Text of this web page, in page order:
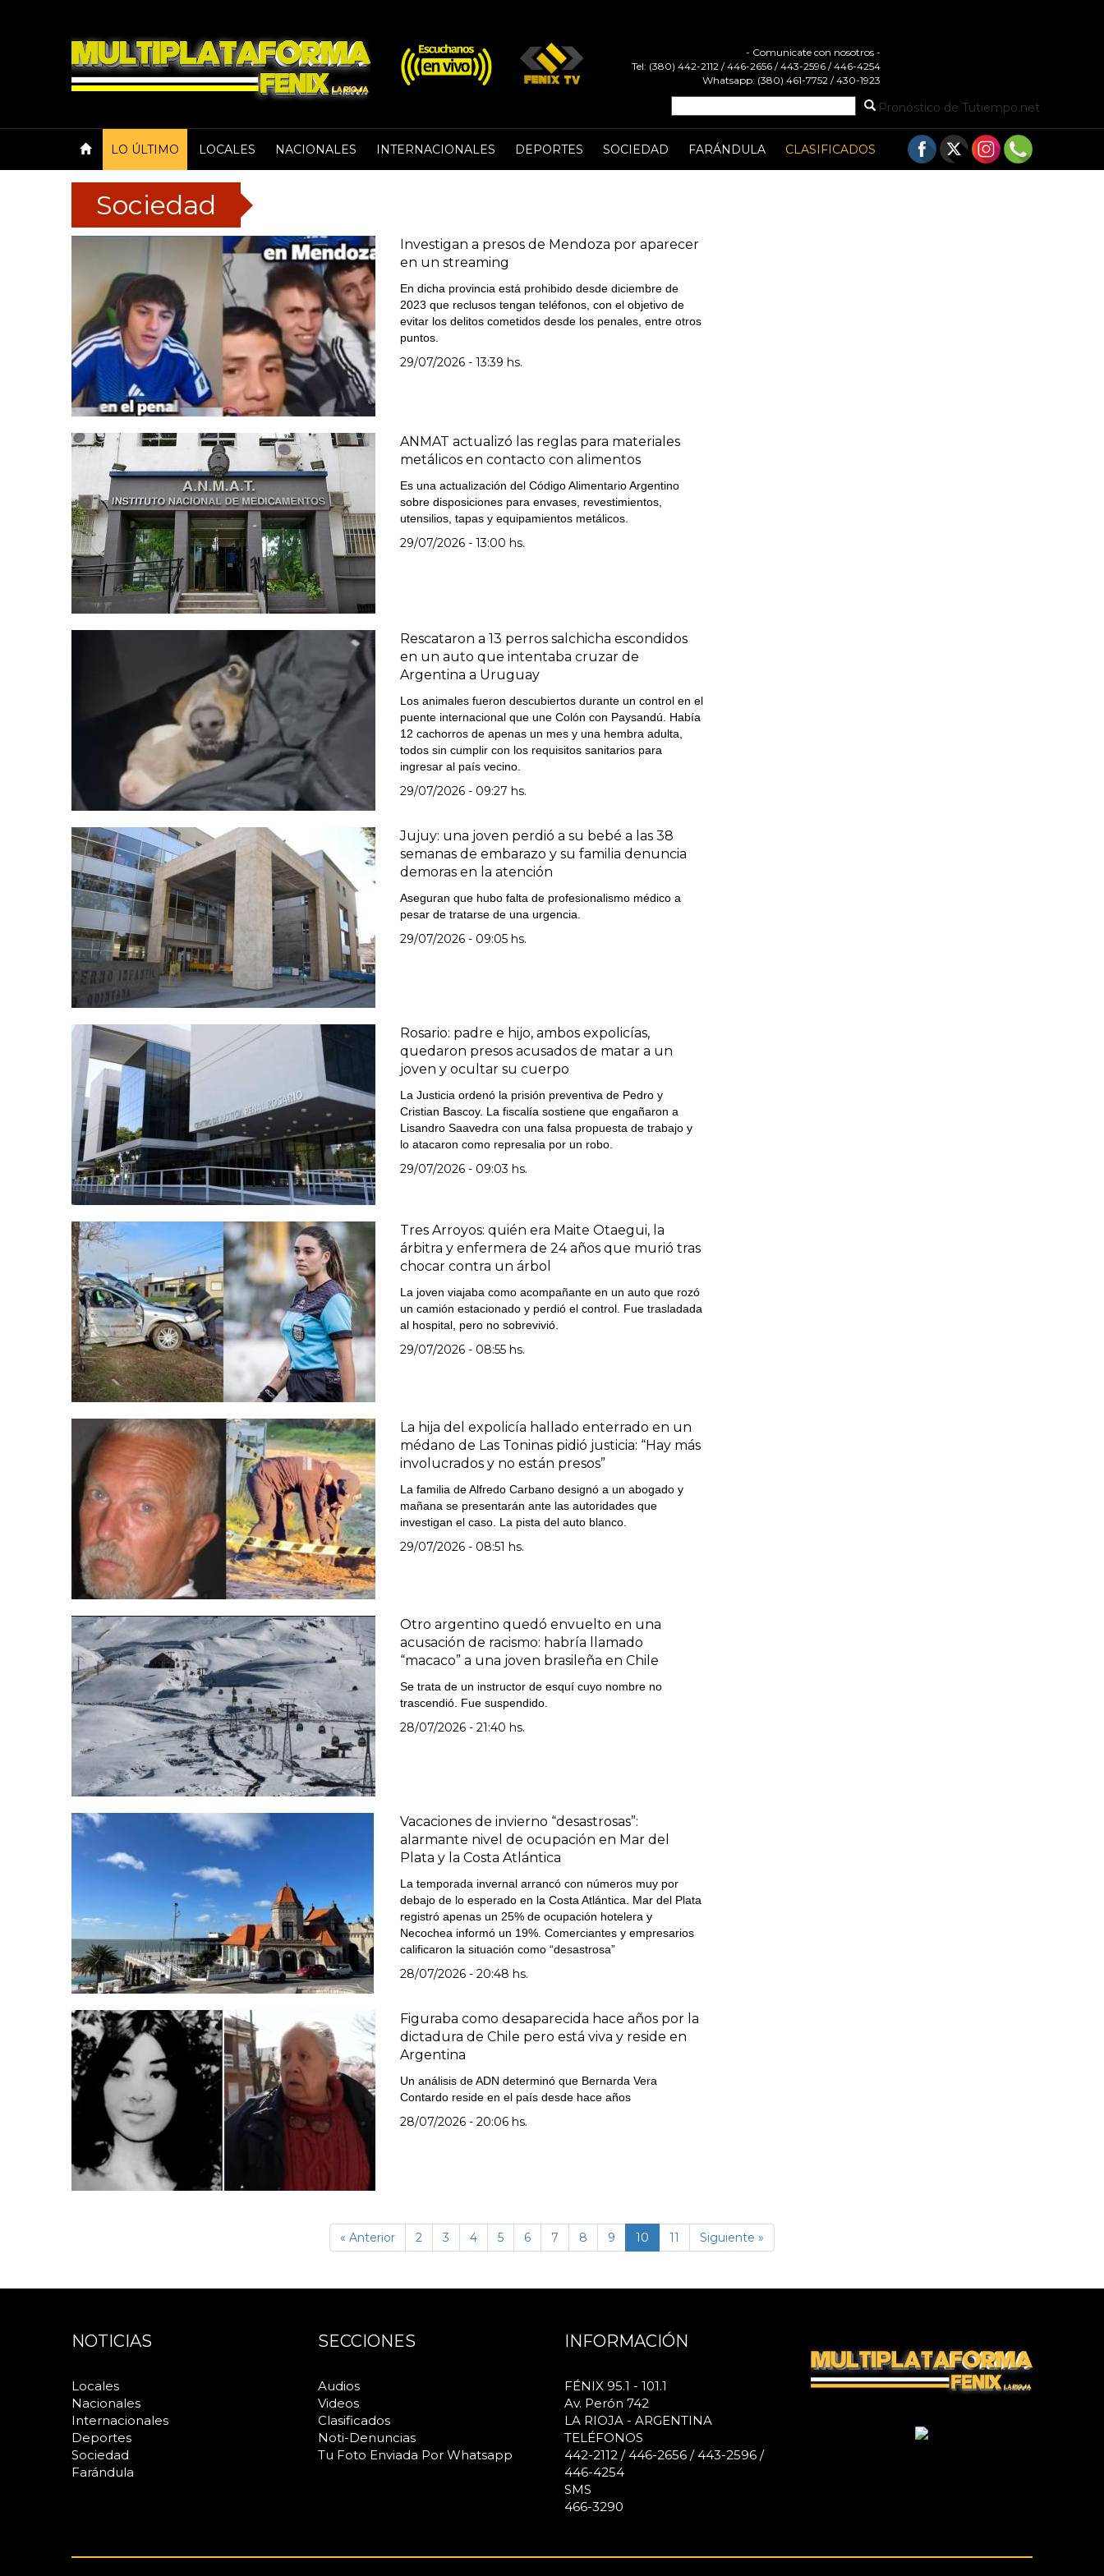
- Comunicate con nosotros -
Tel: (380) 442-2112 / 446-2656 / 443-2596 / 446-4254
Whatsapp: (380) 461-7752 / 430-1923
Pronóstico de Tutiempo.net
LO ÚLTIMO LOCALES NACIONALES INTERNACIONALES DEPORTES SOCIEDAD FARÁNDULA CLASIFICADOS
Sociedad
Investigan a presos de Mendoza por aparecer
en un streaming
En dicha provincia está prohibido desde diciembre de
2023 que reclusos tengan teléfonos, con el objetivo de
evitar los delitos cometidos desde los penales, entre otros
puntos.
29/07/2026 - 13:39 hs.
ANMAT actualizó las reglas para materiales
metálicos en contacto con alimentos
Es una actualización del Código Alimentario Argentino
sobre disposiciones para envases, revestimientos,
utensilios, tapas y equipamientos metálicos.
29/07/2026 - 13:00 hs.
Rescataron a 13 perros salchicha escondidos
en un auto que intentaba cruzar de
Argentina a Uruguay
Los animales fueron descubiertos durante un control en el
puente internacional que une Colón con Paysandú. Había
12 cachorros de apenas un mes y una hembra adulta,
todos sin cumplir con los requisitos sanitarios para
ingresar al país vecino.
29/07/2026 - 09:27 hs.
Jujuy: una joven perdió a su bebé a las 38
semanas de embarazo y su familia denuncia
demoras en la atención
Aseguran que hubo falta de profesionalismo médico a
pesar de tratarse de una urgencia.
29/07/2026 - 09:05 hs.
Rosario: padre e hijo, ambos expolicías,
quedaron presos acusados de matar a un
joven y ocultar su cuerpo
La Justicia ordenó la prisión preventiva de Pedro y
Cristian Bascoy. La fiscalía sostiene que engañaron a
Lisandro Saavedra con una falsa propuesta de trabajo y
lo atacaron como represalia por un robo.
29/07/2026 - 09:03 hs.
Tres Arroyos: quién era Maite Otaegui, la
árbitra y enfermera de 24 años que murió tras
chocar contra un árbol
La joven viajaba como acompañante en un auto que rozó
un camión estacionado y perdió el control. Fue trasladada
al hospital, pero no sobrevivió.
29/07/2026 - 08:55 hs.
La hija del expolicía hallado enterrado en un
médano de Las Toninas pidió justicia: “Hay más
involucrados y no están presos”
La familia de Alfredo Carbano designó a un abogado y
mañana se presentarán ante las autoridades que
investigan el caso. La pista del auto blanco.
29/07/2026 - 08:51 hs.
Otro argentino quedó envuelto en una
acusación de racismo: habría llamado
“macaco” a una joven brasileña en Chile
Se trata de un instructor de esquí cuyo nombre no
trascendió. Fue suspendido.
28/07/2026 - 21:40 hs.
Vacaciones de invierno “desastrosas”:
alarmante nivel de ocupación en Mar del
Plata y la Costa Atlántica
La temporada invernal arrancó con números muy por
debajo de lo esperado en la Costa Atlántica. Mar del Plata
registró apenas un 25% de ocupación hotelera y
Necochea informó un 19%. Comerciantes y empresarios
calificaron la situación como “desastrosa”
28/07/2026 - 20:48 hs.
Figuraba como desaparecida hace años por la
dictadura de Chile pero está viva y reside en
Argentina
Un análisis de ADN determinó que Bernarda Vera
Contardo reside en el país desde hace años
28/07/2026 - 20:06 hs.
« Anterior 2 3 4 5 6 7 8 9 10 (página
actual)
11 Siguiente »
NOTICIAS
Locales
Nacionales
Internacionales
Deportes
Sociedad
Farándula
SECCIONES
Audios
Videos
Clasificados
Noti-Denuncias
Tu Foto Enviada Por Whatsapp
INFORMACIÓN
FÉNIX 95.1 - 101.1
Av. Perón 742
LA RIOJA - ARGENTINA
TELÉFONOS
442-2112 / 446-2656 / 443-2596 /
446-4254
SMS
466-3290